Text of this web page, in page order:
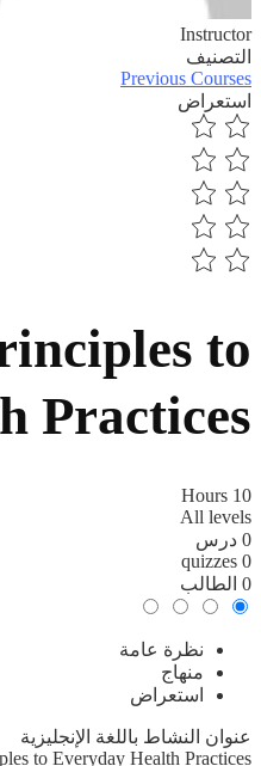
Instructor
التصنيف
Previous Courses
استعراض
to
Practices
10 Hours
All levels
0 درس
0 quizzes
0 الطالب
نظرة عامة
منهاج
استعراض
عنوان النشاط باللغة الإنجليزية
to Everyday Health Practices